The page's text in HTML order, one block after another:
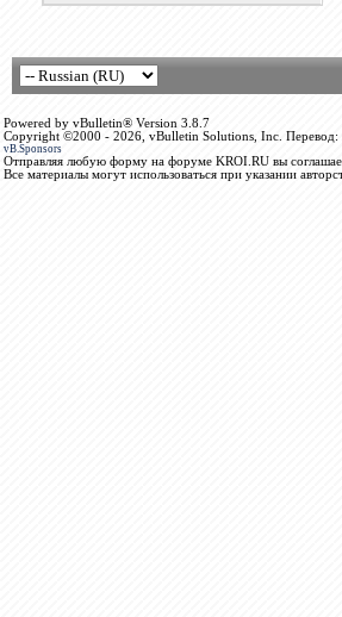
Powered by vBulletin® Version 3.8.7
Copyright ©2000 - 2026, vBulletin Solutions, Inc. Перевод:
vB.Sponsors
Отправляя любую форму на форуме KROI.RU вы
Все материалы могут использоваться при указании